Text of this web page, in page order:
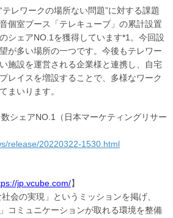
レワークの場所ない問題”に対する課題
個室ブース「テレキューブ」の累計設置
シェアNO.1を獲得しています*1。今回設
が多い場所の一つです。今後もテレワー
施設を運営される企業様と連携し、自宅
レイスを増設することで、多様なワーク
まいります。
シェアNO.1（日本マーケティングリサー
release/20220322-1530.html
jp.vcube.com/】
会の実現」というミッションを掲げ、
コミュニケーションが取れる環境を整備